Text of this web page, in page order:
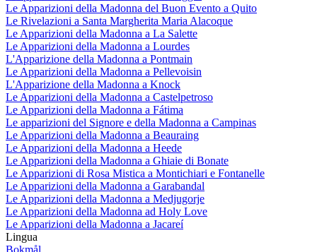
Le Apparizioni della Madonna del Buon Evento a Quito
Le Rivelazioni a Santa Margherita Maria Alacoque
Le Apparizioni della Madonna a La Salette
Le Apparizioni della Madonna a Lourdes
L'Apparizione della Madonna a Pontmain
Le Apparizioni della Madonna a Pellevoisin
L'Apparizione della Madonna a Knock
Le Apparizioni della Madonna a Castelpetroso
Le Apparizioni della Madonna a Fátima
Le apparizioni del Signore e della Madonna a Campinas
Le Apparizioni della Madonna a Beauraing
Le Apparizioni della Madonna a Heede
Le Apparizioni della Madonna a Ghiaie di Bonate
Le Apparizioni di Rosa Mistica a Montichiari e Fontanelle
Le Apparizioni della Madonna a Garabandal
Le Apparizioni della Madonna a Medjugorje
Le Apparizioni della Madonna ad Holy Love
Le Apparizioni della Madonna a Jacareí
Lingua
Bokmål